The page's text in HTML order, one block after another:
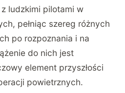
ludzkimi pilotami w
pełniąc szereg różnych
po rozpoznania i na
do nich jest
element przyszłości
powietrznych.